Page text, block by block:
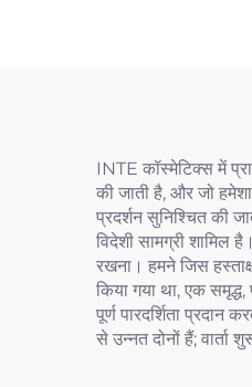
INTE कॉस्मेटिक्स में
की जाती है, और जो हमेशा
प्रदर्शन सुनिश्चित की
विदेशी सामग्री शामिल
रखना। हमने जिस
किया गया था, एक
पूर्ण पारदर्शिता
से उन्नत दोनों हैं; वार्ता